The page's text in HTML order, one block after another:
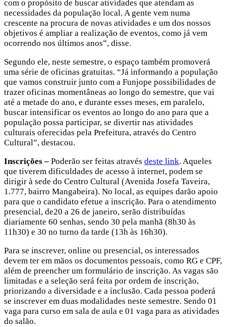
com o propósito de buscar atividades que atendam as
necessidades da população local. A gente vem numa
crescente na procura de novas atividades e um dos nossos
objetivos é ampliar a realização de eventos, como já vem
ocorrendo nos últimos anos”, disse.
Segundo ele, neste semestre, o espaço também promoverá
uma série de oficinas gratuitas. “Já informando a população
que vamos construir junto com a Funjope possibilidades de
trazer oficinas momentâneas ao longo do semestre, que vai
até a metade do ano, e durante esses meses, em paralelo,
buscar intensificar os eventos ao longo do ano para que a
população possa participar, se divertir nas atividades
culturais oferecidas pela Prefeitura, através do Centro
Cultural”, destacou.
Inscrições – Poderão ser feitas através deste link. Aqueles
que tiverem dificuldades de acesso à internet, podem se
dirigir à sede do Centro Cultural (Avenida Josefa Taveira,
1.777, bairro Mangabeira). No local, as equipes darão apoio
para que o candidato efetue a inscrição. Para o atendimento
presencial, de20 a 26 de janeiro, serão distribuídas
diariamente 60 senhas, sendo 30 pela manhã (8h30 às
11h30) e 30 no turno da tarde (13h às 16h30).
Para se inscrever, online ou presencial, os interessados
devem ter em mãos os documentos pessoais, como RG e CPF,
além de preencher um formulário de inscrição. As vagas são
limitadas e a seleção será feita por ordem de inscrição,
priorizando a diversidade e a inclusão. Cada pessoa poderá
se inscrever em duas modalidades neste semestre. Sendo 01
vaga para curso em sala de aula e 01 vaga para as atividades
do salão.